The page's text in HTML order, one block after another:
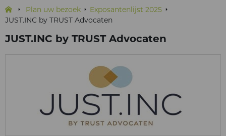
Plan uw bezoek
Exposantenlijst 2025
JUST.INC by TRUST Advocaten
JUST.INC by TRUST Advocaten